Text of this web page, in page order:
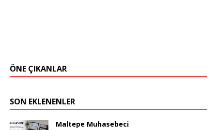
ÖNE ÇIKANLAR
SON EKLENENLER
Maltepe Muhasebeci